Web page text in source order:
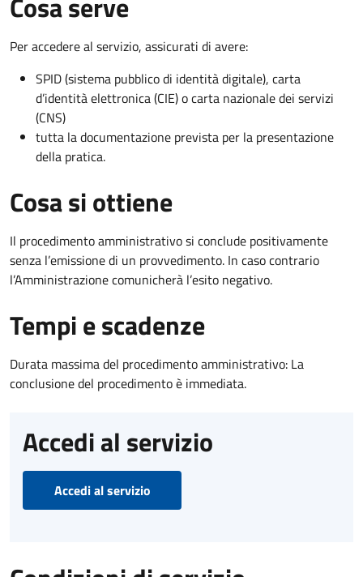
Per accedere al servizio, assicurati di avere:
SPID (sistema pubblico di identità digitale), carta
d’identità elettronica (CIE) o carta nazionale dei servizi
(CNS)
tutta la documentazione prevista per la presentazione
della pratica.
Cosa si ottiene
Il procedimento amministrativo si conclude positivamente
senza l’emissione di un provvedimento. In caso contrario
l’Amministrazione comunicherà l’esito negativo.
Tempi e scadenze
Durata massima del procedimento amministrativo: La
conclusione del procedimento è immediata.
Accedi al servizio
Accedi al servizio